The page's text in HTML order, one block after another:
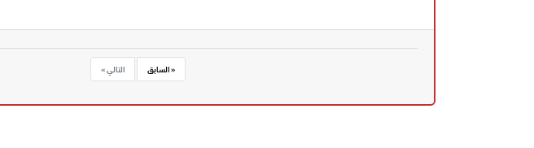
« السابق التالي »